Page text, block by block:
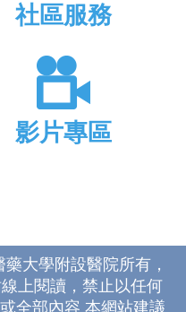
社區服務
影片專區
大學附設醫院所有，
上閱讀，禁止以任何
全部內容 本網站建議